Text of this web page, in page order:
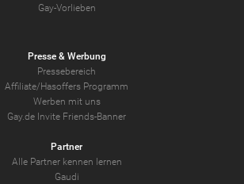
Gay-Vorlieben
Presse & Werbung
Pressebereich
Affiliate/Hasoffers Programm
Werben mit uns
Gay.de Invite Friends-Banner
Partner
Alle Partner kennen lernen
Gaudi